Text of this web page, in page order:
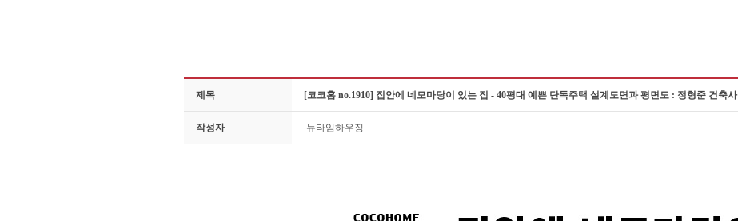
제목 [코코홈 no.1910] 집안에 네모마당이 있는 집 - 40평대 예쁜 단독주택 설계도면과 평면도 : 정형준 건축사
작성자 뉴타임하우징